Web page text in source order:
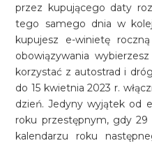
przez kupującego daty
tego samego dnia w
kupujesz e-winietę
obowiązywania
korzystać z autostrad i
do 15 kwietnia 2023 r.
dzień. Jedyny wyjątek od
roku przestępnym, gdy
kalendarzu roku